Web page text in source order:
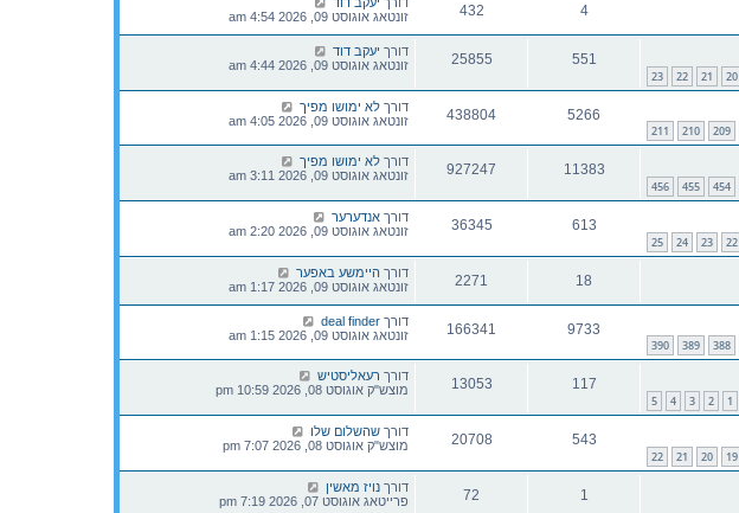
4
432
זונטאג אוגוסט 09, 2026 4:54 am
20
21
22
23
551
25855 דורך יעקב דוד
זונטאג אוגוסט 09, 2026 4:44 am
209
210
211
5266
438804 דורך לא ימושו מפיך
זונטאג אוגוסט 09, 2026 4:05 am
454
455
456
11383
927247 דורך לא ימושו מפיך
זונטאג אוגוסט 09, 2026 3:11 am
22
23
24
25
613
36345 דורך אנדערער
זונטאג אוגוסט 09, 2026 2:20 am
18
2271 דורך היימשע באפער
זונטאג אוגוסט 09, 2026 1:17 am
388
389
390
9733
166341 דורך deal finder
זונטאג אוגוסט 09, 2026 1:15 am
1
2
3
4
5
117
13053 דורך רעאליסטיש
מוצש"ק אוגוסט 08, 2026 10:59 pm
19
20
21
22
543
20708 דורך שהשלום שלו
מוצש"ק אוגוסט 08, 2026 7:07 pm
1
72 דורך נויז מאשין
פרייטאג אוגוסט 07, 2026 7:19 pm